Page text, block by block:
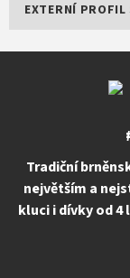
EXTERNÍ
Tradiční
největším a
kluci i dívky od 4